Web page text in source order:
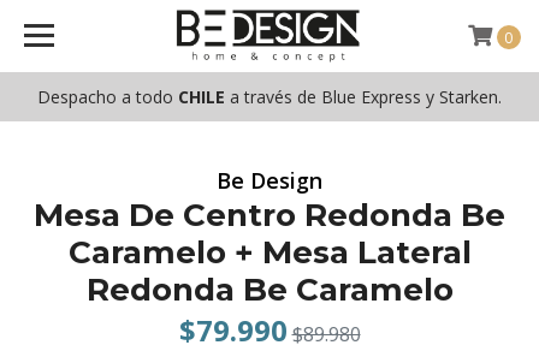
Despacho a todo CHILE a través de Blue Express y Starken.
0
Be Design
Mesa De Centro Redonda Be
Caramelo + Mesa Lateral
Redonda Be Caramelo
$79.990 $89.980